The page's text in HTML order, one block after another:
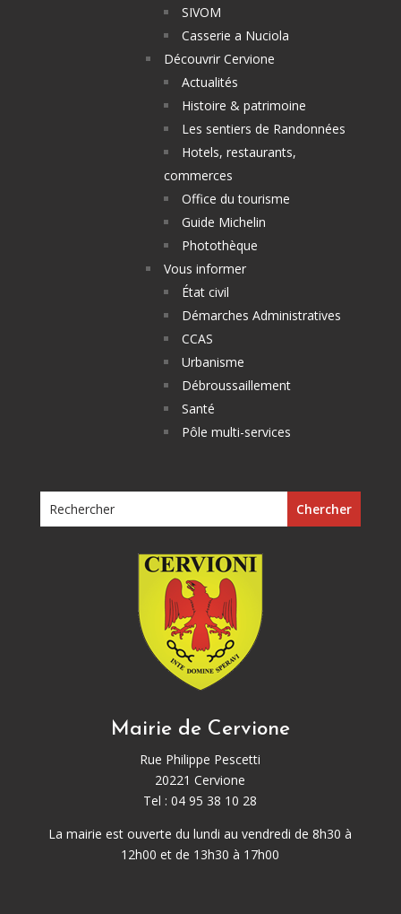
SIVOM
Casserie a Nuciola
Découvrir Cervione
Actualités
Histoire & patrimoine
Les sentiers de Randonnées
Hotels, restaurants,
commerces
Office du tourisme
Guide Michelin
Photothèque
Vous informer
État civil
Démarches Administratives
CCAS
Urbanisme
Débroussaillement
Santé
Pôle multi-services
Mairie de Cervione
Rue Philippe Pescetti
20221 Cervione
Tel : 04 95 38 10 28
La mairie est ouverte du lundi au vendredi de 8h30 à
12h00 et de 13h30 à 17h00